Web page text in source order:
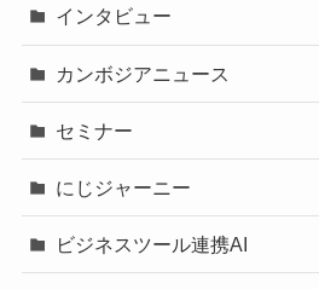
インタビュー
カンボジアニュース
セミナー
にじジャーニー
ビジネスツール連携AI